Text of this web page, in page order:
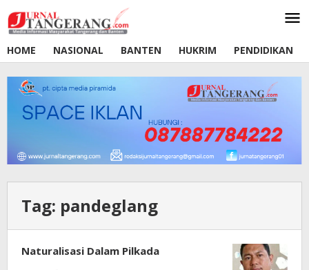
ke
konten
HOME
NASIONAL BANTEN HUKRIM PENDIDIKAN
Tag: pandeglang
Naturalisasi Dalam Pilkada